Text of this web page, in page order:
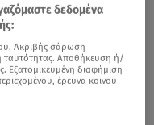
δεδομένα
Ακριβής σάρωση
ταυτότητας. Αποθήκευση ή/
Εξατομικευμένη διαφήμιση
έρευνα κοινού